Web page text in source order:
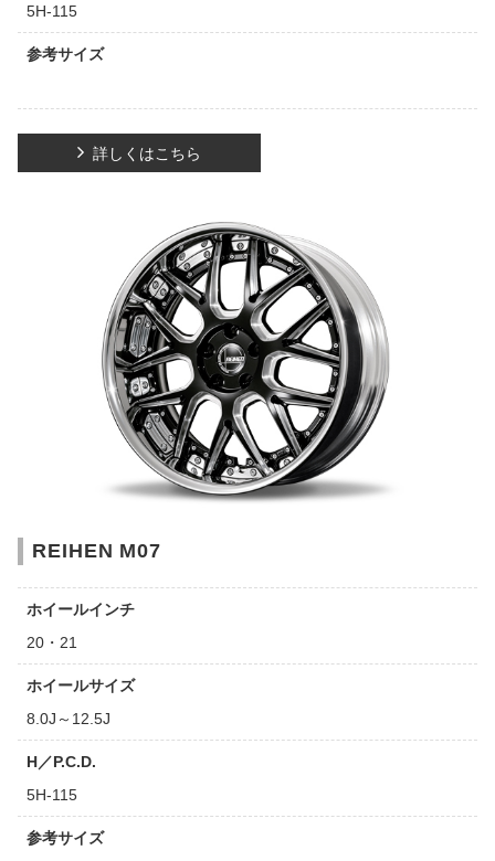
5H-115
参考サイズ
詳しくはこちら
REIHEN M07
ホイールインチ
20・21
ホイールサイズ
8.0J～12.5J
H／P.C.D.
5H-115
参考サイズ